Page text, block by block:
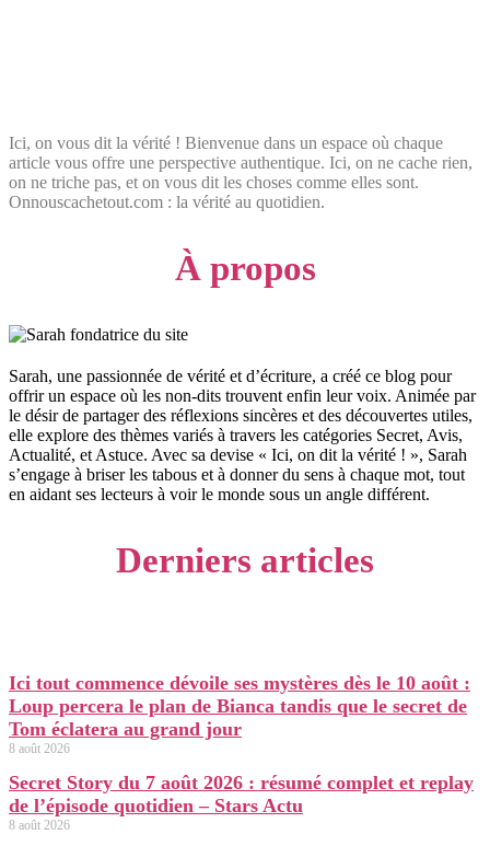
Ici, on vous dit la vérité ! Bienvenue dans un espace où chaque
article vous offre une perspective authentique. Ici, on ne cache rien,
on ne triche pas, et on vous dit les choses comme elles sont.
Onnouscachetout.com : la vérité au quotidien.
À propos
Sarah, une passionnée de vérité et d’écriture, a créé ce blog pour
offrir un espace où les non-dits trouvent enfin leur voix. Animée par
le désir de partager des réflexions sincères et des découvertes utiles,
elle explore des thèmes variés à travers les catégories Secret, Avis,
Actualité, et Astuce. Avec sa devise « Ici, on dit la vérité ! », Sarah
s’engage à briser les tabous et à donner du sens à chaque mot, tout
en aidant ses lecteurs à voir le monde sous un angle différent.
Derniers articles
Ici tout commence dévoile ses mystères dès le 10 août :
Loup percera le plan de Bianca tandis que le secret de
Tom éclatera au grand jour
8 août 2026
Secret Story du 7 août 2026 : résumé complet et replay
de l’épisode quotidien – Stars Actu
8 août 2026